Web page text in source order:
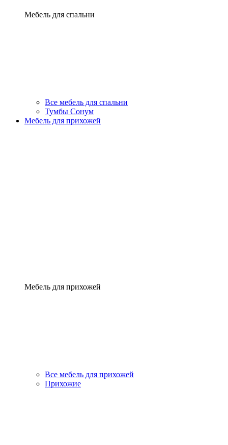
Мебель для спальни
Все мебель для спальни
Тумбы Сонум
Мебель для прихожей
Мебель для прихожей
Все мебель для прихожей
Прихожие